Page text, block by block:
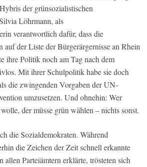
der grünsozialistischen
Löhrmann, als
verantwortlich dafür, dass die
auf der Liste der Bürgerärgernisse an Rhein
ihre Politik noch am Tag nach dem
Mit ihrer Schulpolitik habe sie doch
die zwingenden Vorgaben der UN-
umzusetzen. Und ohnehin: Wer
der müsse grün wählen – nichts sonst.
die Sozialdemokraten. Während
die Zeichen der Zeit schnell erkannte
Parteiämtern erklärte, trösteten sich